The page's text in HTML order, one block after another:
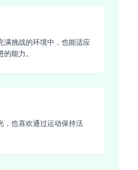
满挑战的环境中，也能适应
能力。
，也喜欢通过运动保持活